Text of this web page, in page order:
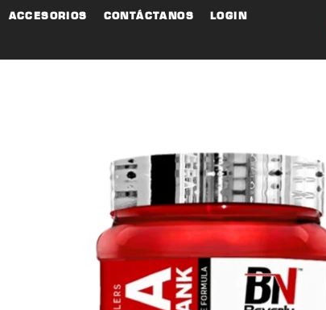
ACCESORIOS CONTÁCTANOS LOGIN